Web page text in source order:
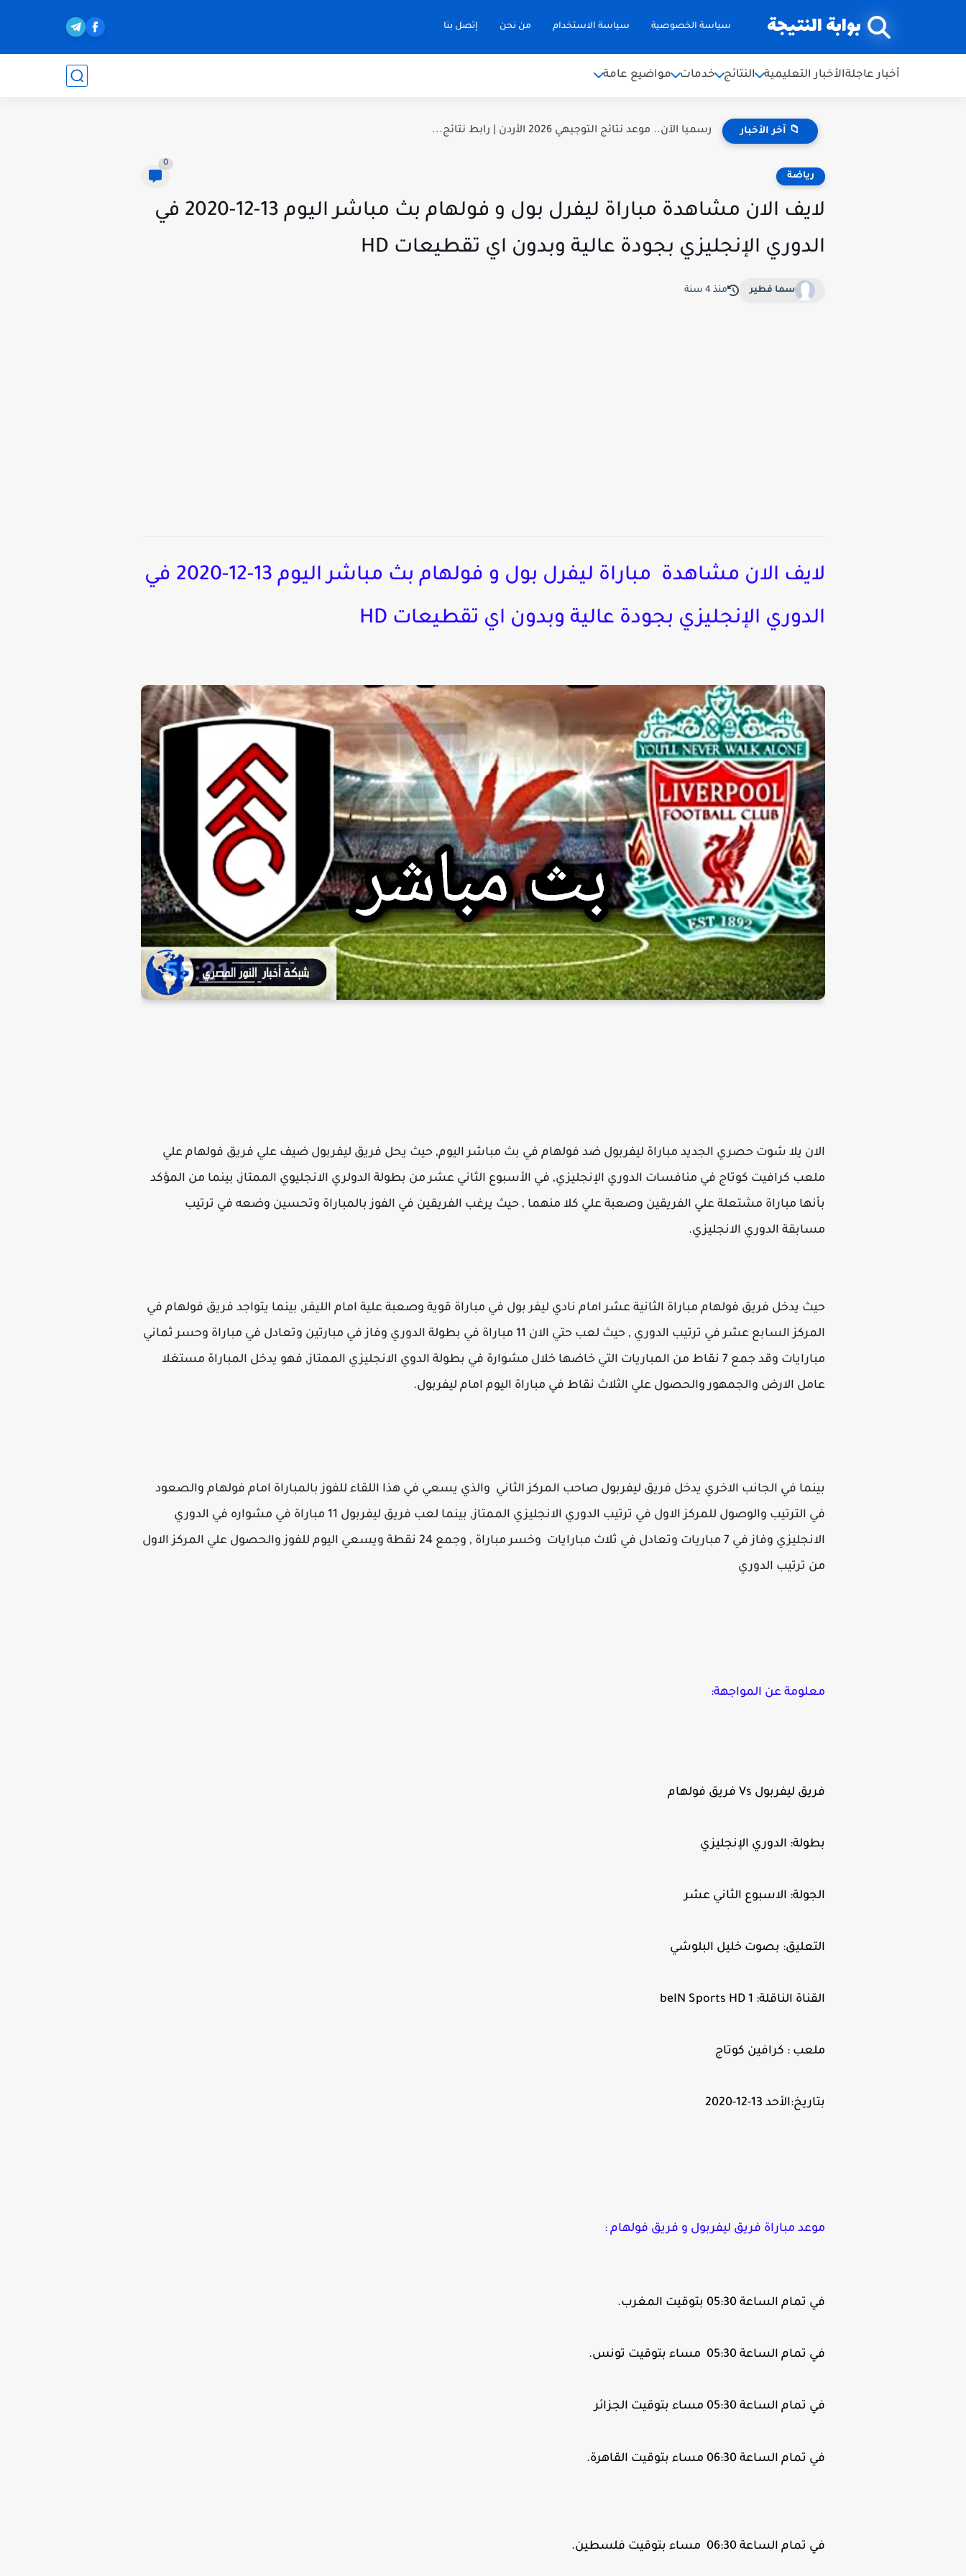
بوابة النتيجة سياسة الخصوصية سياسة الاستخدام من نحن إتصل بنا
أخبار عاجلةالأخبار التعليمية النتائج خدمات مواضيع عامة
📁 آخر الأخبار رسميا الآن.. موعد نتائج التوجيهي 2026 الأردن | رابط نتائج...
رياضة
0
لايف الان مشاهدة مباراة ليفرل بول و فولهام بث مباشر اليوم 13-12-2020 في
الدوري الإنجليزي بجودة عالية وبدون اي تقطيعات HD
سما فطير منذ 4 سنة
لايف الان مشاهدة مباراة ليفرل بول و فولهام بث مباشر اليوم 13-12-2020 في
الدوري الإنجليزي بجودة عالية وبدون اي تقطيعات HD
الان يلا شوت حصري الجديد مباراة ليفربول ضد فولهام في بث مباشر اليوم, حيث يحل فريق ليفربول ضيف علي فريق فولهام علي
ملعب كرافيت كوتاج في منافسات الدوري الإنجليزي, في الأسبوع الثاني عشر من بطولة الدولري الانجليوي الممتاز, بينما من المؤكد
بأنها مباراة مشتعلة علي الفريقين وصعبة علي كلا منهما , حيث يرغب الفريقين في الفوز بالمباراة وتحسين وضعه في ترتيب
مسابقة الدوري الانجليزي.
حيث يدخل فريق فولهام مباراة الثانية عشر امام نادي ليفر بول في مباراة قوية وصعبة علية امام الليفر, بينما يتواجد فريق فولهام في
المركز السابع عشر في ترتيب الدوري , حيث لعب حتي الان 11 مباراة في بطولة الدوري وفاز في مبارتين وتعادل في مباراة وحسر ثماني
مبارايات وقد جمع 7 نقاط من المباريات التي خاضها خلال مشوارة في بطولة الدوي الانجليزي الممتاز, فهو يدخل المباراة مستغلا
عامل الارض والجمهور والحصول علي الثلاث نقاط في مباراة اليوم امام ليفربول.
بينما في الجانب الاخري يدخل فريق ليفربول صاحب المركز الثاني والذي يسعي في هذا اللقاء للفوز بالمباراة امام فولهام والصعود
في الترتيب والوصول للمركز الاول في ترتيب الدوري الانجليزي الممتاز, بينما لعب فريق ليفربول 11 مباراة في مشواره في الدوري
الانجليزي وفاز في 7 مباريات وتعادل في ثلاث مبارايات وخسر مباراة , وجمع 24 نقطة ويسعي اليوم للفوز والحصول علي المركز الاول
من ترتيب الدوري
معلومة عن المواجهة:
فريق ليفربول Vs فريق فولهام
بطولة: الدوري الإنجليزي
الجولة: الاسبوع الثاني عشر
التعليق: بصوت خليل البلوشي
القناة الناقلة: beIN Sports HD 1
ملعب : كرافين كوتاج
بتاريخ:الأحد 13-12-2020
موعد مباراة فريق ليفربول و فريق فولهام :
في تمام الساعة 05:30 بتوقيت المغرب.
في تمام الساعة 05:30 مساء بتوقيت تونس.
في تمام الساعة 05:30 مساء بتوقيت الجزائر
في تمام الساعة 06:30 مساء بتوقيت القاهرة.
في تمام الساعة 06:30 مساء بتوقيت فلسطين.